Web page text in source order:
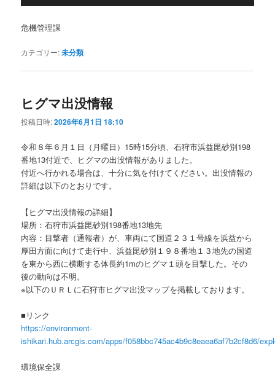
レ
ヤ
危機管理課
カテゴリー:未分類
ヒグマ出没情報
投稿日時:2026年6月1日 18:10
令和８年６月１日（月曜日）15時15分頃、石狩市浜益毘砂別198
番地13付近で、ヒグマの出没情報がありました。
付近へ行かれる場合は、十分に気を付けてください。出没情報の
詳細は以下のとおりです。
【ヒグマ出没情報の詳細】
場所：石狩市浜益毘砂別198番地13地先
内容：目撃者（通報者）が、車両にて国道２３１号線を浜益から
厚田方面に向けて走行中、浜益毘砂別１９８番地１３地先の国道
を東から西に横断する体長約1mのヒグマ１頭を目撃した。その
後の動向は不明。
※以下のＵＲＬに石狩市ヒグマ出没マップを掲載しております。
■リンク
https://environment-
ishikari.hub.arcgis.com/apps/f058bbc745ac4b9c8eaea6af7b2cf8d6/
環境保全課